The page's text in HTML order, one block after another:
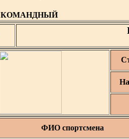
КОМАНДНЫЙ
ФИО спортсмена